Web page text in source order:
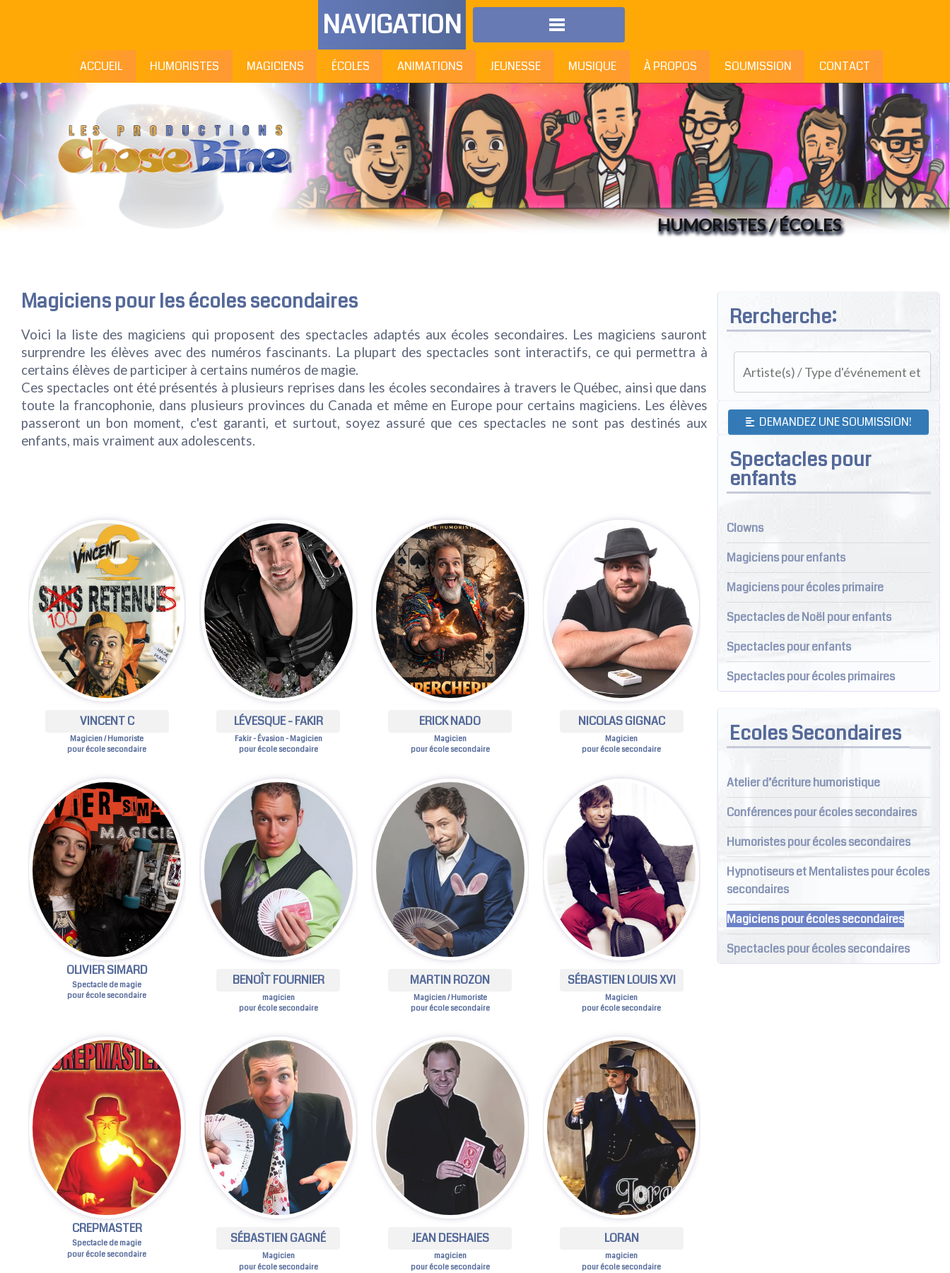
NAVIGATION
ACCUEIL HUMORISTES MAGICIENS ÉCOLES ANIMATIONS JEUNESSE MUSIQUE À PROPOS SOUMISSION CONTACT
HUMORISTES / ÉCOLES
Magiciens pour les écoles secondaires
Voici la liste des magiciens qui proposent des spectacles adaptés aux écoles secondaires. Les magiciens sauront
surprendre les élèves avec des numéros fascinants. La plupart des spectacles sont interactifs, ce qui permettra à
certains élèves de participer à certains numéros de magie.
Ces spectacles ont été présentés à plusieurs reprises dans les écoles secondaires à travers le Québec, ainsi que dans
toute la francophonie, dans plusieurs provinces du Canada et même en Europe pour certains magiciens. Les élèves
passeront un bon moment, c'est garanti, et surtout, soyez assuré que ces spectacles ne sont pas destinés aux
enfants, mais vraiment aux adolescents.
VINCENT C
Magicien / Humoriste
pour école secondaire
LÉVESQUE - FAKIR
Fakir - Évasion - Magicien
pour école secondaire
ERICK NADO
Magicien
pour école secondaire
NICOLAS GIGNAC
Magicien
pour école secondaire
OLIVIER SIMARD
Spectacle de magie
pour école secondaire
BENOÎT FOURNIER
magicien
pour école secondaire
MARTIN ROZON
Magicien / Humoriste
pour école secondaire
SÉBASTIEN LOUIS XVI
Magicien
pour école secondaire
CREPMASTER
Spectacle de magie
pour école secondaire
SÉBASTIEN GAGNÉ
Magicien
pour école secondaire
JEAN DESHAIES
magicien
pour école secondaire
LORAN
magicien
pour école secondaire
Rercherche:
DEMANDEZ UNE SOUMISSION!
Spectacles pour
enfants
Clowns
Magiciens pour enfants
Magiciens pour écoles primaire
Spectacles de Noël pour enfants
Spectacles pour enfants
Spectacles pour écoles primaires
Ecoles Secondaires
Atelier d’écriture humoristique
Conférences pour écoles secondaires
Humoristes pour écoles secondaires
Hypnotiseurs et Mentalistes pour écoles
secondaires
Magiciens pour écoles secondaires
Spectacles pour écoles secondaires